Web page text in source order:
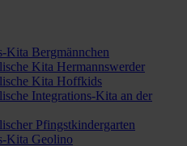
Kita Bergmännchen
Kita Hermannswerder
Kita Hoffkids
Integrations-Kita an der
Pfingstkindergarten
Kita Geolino